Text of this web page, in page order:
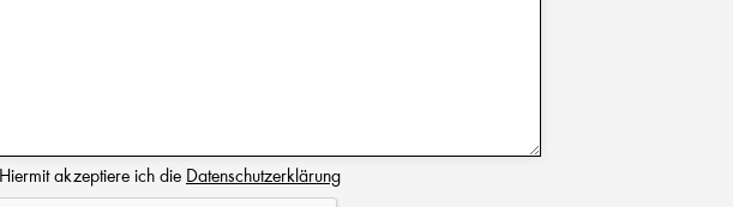
Hiermit akzeptiere ich die Datenschutzerklärung